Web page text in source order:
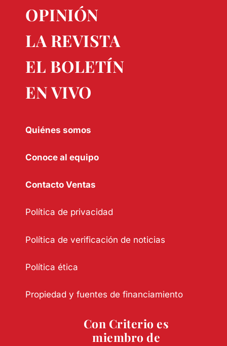
OPINIÓN
LA REVISTA
EL BOLETÍN
EN VIVO
Quiénes somos
Conoce al equipo
Contacto Ventas
Política de privacidad
Política de verificación de noticias
Política ética
Propiedad y fuentes de financiamiento
Con Criterio es
miembro de